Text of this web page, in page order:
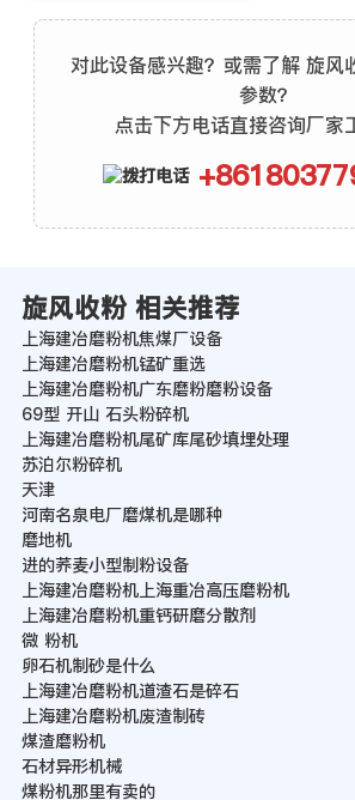
对此设备感兴趣？或需了解 旋风
参数？
点击下方电话直接咨询厂家
旋风收粉 相关推荐
上海建冶磨粉机焦煤厂设备
上海建冶磨粉机锰矿重选
上海建冶磨粉机广东磨粉磨粉设备
69型 开山 石头粉碎机
上海建冶磨粉机尾矿库尾砂填埋处理
苏泊尔粉碎机
天津
河南名泉电厂磨煤机是哪种
磨地机
进的荞麦小型制粉设备
上海建冶磨粉机上海重冶高压磨粉机
上海建冶磨粉机重钙研磨分散剂
微 粉机
卵石机制砂是什么
上海建冶磨粉机道渣石是碎石
上海建冶磨粉机废渣制砖
煤渣磨粉机
石材异形机械
煤粉机那里有卖的